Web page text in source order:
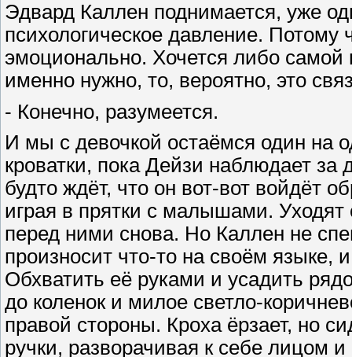
Эдвард Каллен поднимается, уже
психологическое давление. Потому
эмоционально. Хочется либо
именно нужно, то, вероятно, это
- Конечно, разумеется.
И мы с девочкой остаёмся один на
кроватки, пока Дейзи наблюдает
будто ждёт, что он вот-вот войдёт
играя в прятки с малышами. Уходят
перед ними снова. Но Каллен не
произносит что-то на своём языке,
Обхватить её руками и усадить
до коленок и милое светло-
правой стороны. Кроха ёрзает, но
ручки, разворачивая к себе лицом